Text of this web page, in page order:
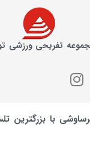
تفریحی ورزشی
با بزرگترین